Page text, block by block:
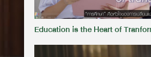
Education is the Heart of